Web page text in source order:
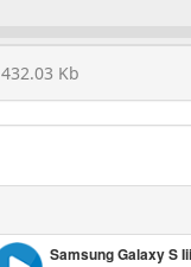
432.03 Kb
Samsung Galaxy S Iii